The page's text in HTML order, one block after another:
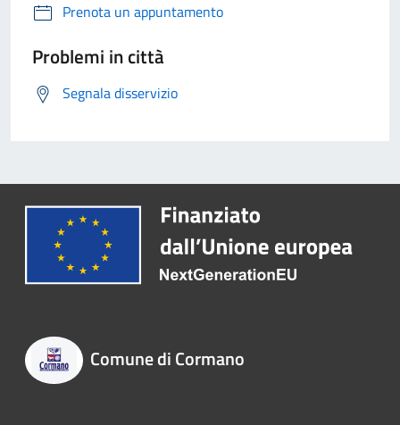
Prenota un appuntamento
Problemi in città
Segnala disservizio
Comune di Cormano